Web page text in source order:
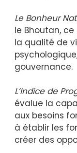
Le Bonheur
le Bhoutan,
la qualité de
gouvernance.
L’Indice de
évalue la
aux besoins
à établir les
créer des